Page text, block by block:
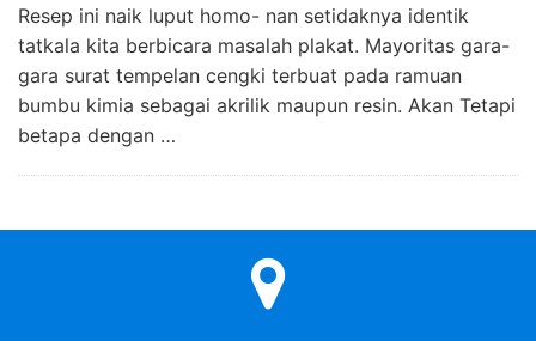
Resep ini naik luput homo- nan setidaknya identik
tatkala kita berbicara masalah plakat. Mayoritas gara-
gara surat tempelan cengki terbuat pada ramuan
bumbu kimia sebagai akrilik maupun resin. Akan Tetapi
betapa dengan …